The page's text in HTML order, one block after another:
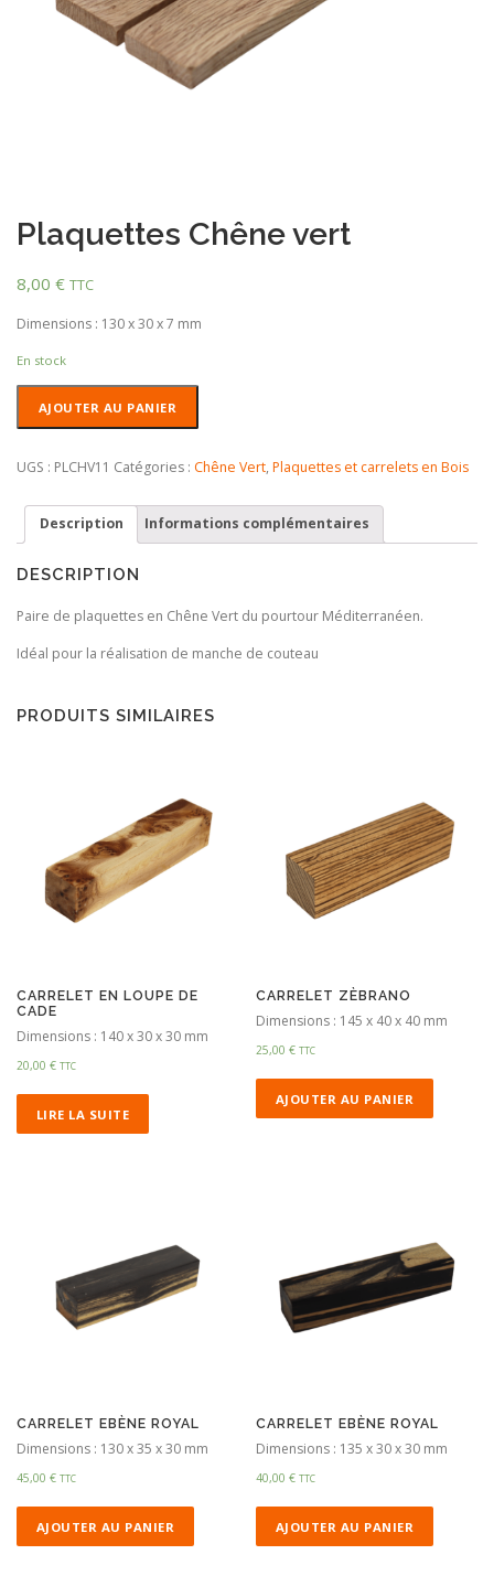
Plaquettes Chêne vert
8,00 € TTC
Dimensions : 130 x 30 x 7 mm
En stock
Chêne
AJOUTER AU PANIER
UGS : PLCHV11 Catégories : Chêne Vert, Plaquettes et carrelets en Bois
Description Informations complémentaires
DESCRIPTION
Paire de plaquettes en Chêne Vert du pourtour Méditerranéen.
Idéal pour la réalisation de manche de couteau
PRODUITS SIMILAIRES
CARRELET EN LOUPE DE
CADE
Dimensions : 140 x 30 x 30 mm
20,00 € TTC
LIRE LA SUITE
CARRELET ZÈBRANO
Dimensions : 145 x 40 x 40 mm
25,00€ TTC
AJOUTER AU PANIER
CARRELET EBÈNE ROYAL
Dimensions : 130 x 35 x 30 mm
45,00 € TTC
AJOUTER AU PANIER
CARRELET EBÈNE ROYAL
Dimensions : 135 x 30 x 30 mm
40,00€ TTC
AJOUTER AU PANIER